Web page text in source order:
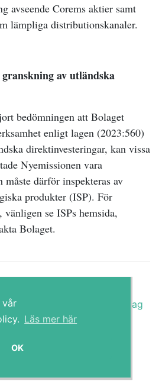
Läs mer här
OK
avseende Corems aktier samt
lämpliga distributionskanaler.
av utländska
bedömningen att Bolaget
enligt lagen (2023:560)
direktinvesteringar, kan vissa
Nyemissionen vara
därför inspekteras av
produkter (ISP). För
se ISPs hemsida,
Bolaget.
i Dignitana: sista handelsdag